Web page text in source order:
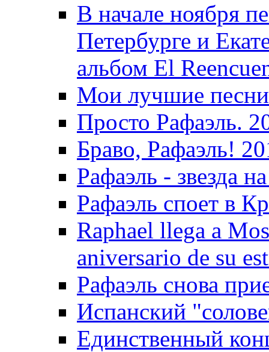
В начале ноября
Петербурге и
альбом El
Мои лучшие
Просто Рафаэль.
Браво, Рафаэль!
Рафаэль - звезда
Рафаэль споет в
Raphael llega a
aniversario de su
Рафаэль снова
Испанский
Единственный